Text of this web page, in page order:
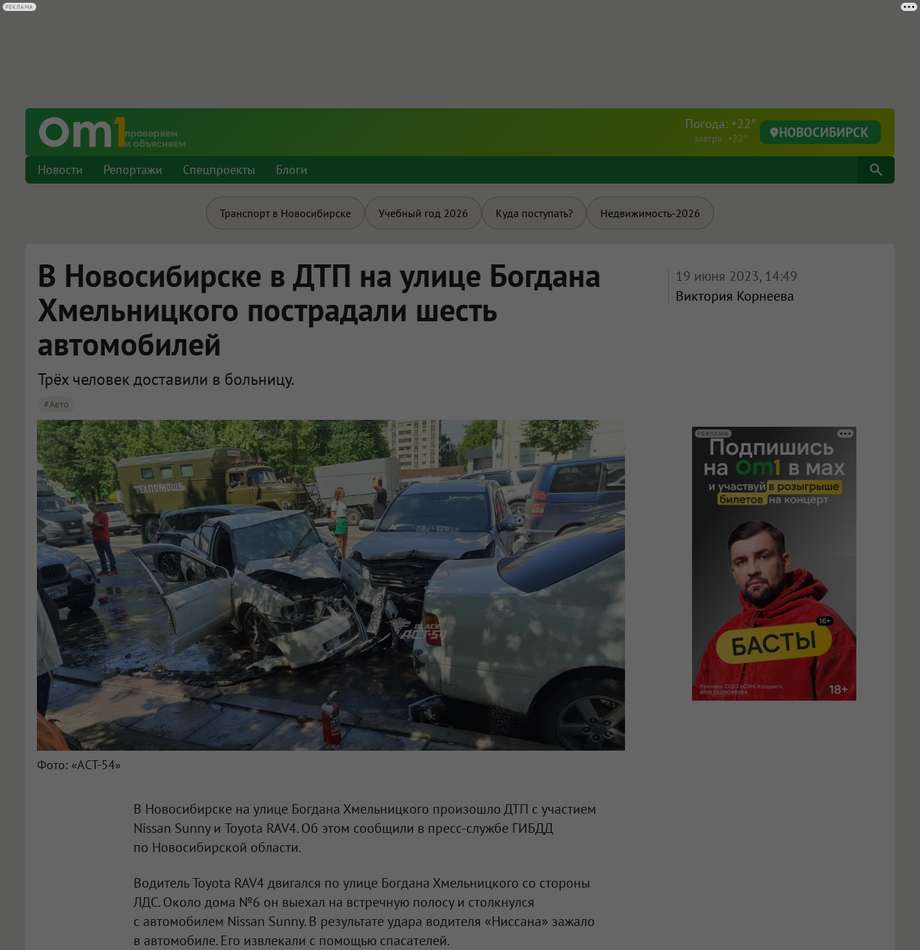
Погода: +22°
завтра +22° НОВОСИБИРСК
Новости Репортажи Спецпроекты Блоги
Транспорт в Новосибирске Учебный год 2026 Куда поступать? Недвижимость-2026
В Новосибирске в ДТП на улице Богдана
Хмельницкого пострадали шесть
автомобилей
Трёх человек доставили в больницу.
#Авто
19 июня 2023, 14:49
Виктория Корнеева
РЕКЛАМА
Фото: «АСТ-54»
В Новосибирске на улице Богдана Хмельницкого произошло ДТП с участием
Nissan Sunny и Toyota RAV4. Об этом сообщили в пресс-службе ГИБДД
по Новосибирской области.
Водитель Toyota RAV4 двигался по улице Богдана Хмельницкого со стороны
ЛДС. Около дома №6 он выехал на встречную полосу и столкнулся
с автомобилем Nissan Sunny. В результате удара водителя «Ниссана» зажало
в автомобиле. Его извлекали с помощью спасателей.
РЕКЛАМА